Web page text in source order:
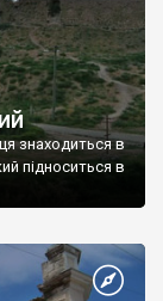
знаходиться в
підноситься в